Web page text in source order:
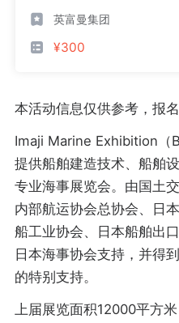
英富曼集团
¥300
本活动信息仅供参考，报
Imaji Marine Exhibition（
提供船舶建造技术、船舶
专业海事展览会。由国土
内部航运协会总协会、日
船工业协会、日本船舶出
日本海事协会支持，并得
的特别支持。
上届展览面积12000平方